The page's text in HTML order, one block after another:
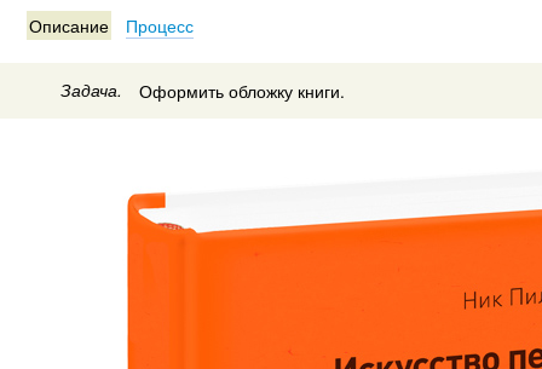
Описание Процесс
Задача. Оформить обложку книги.